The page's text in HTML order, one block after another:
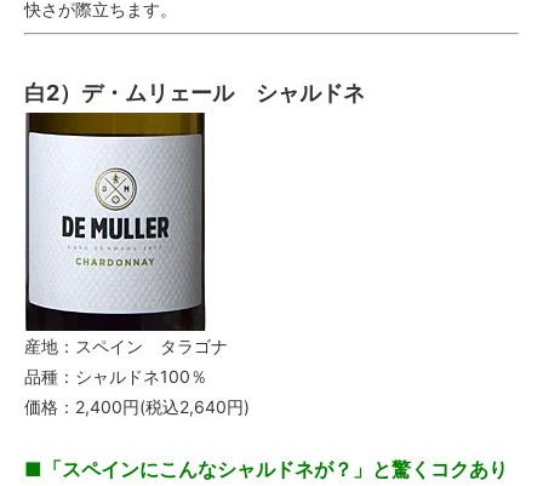
快さが際立ちます。
白2）デ・ムリェール シャルドネ
産地：スペイン タラゴナ
品種：シャルドネ100％
価格：2,400円(税込2,640円)
■「スペインにこんなシャルドネが？」と驚くコクあり